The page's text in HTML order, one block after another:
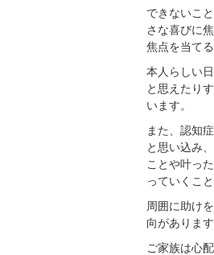
できないこ
さな喜びに
焦点を当て
本人らしい
と思えたり
います。
また、認知
と思い込み
ことや叶っ
っていくこ
周囲に助け
向がありま
ご家族は心